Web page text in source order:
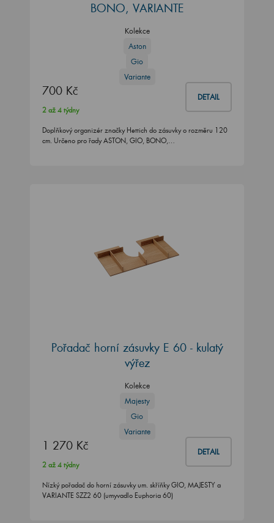
BONO, VARIANTE
Kolekce
Aston
Gio
Variante
700 Kč DETAIL
2 až 4 týdny
Doplňkový organizér značky Hettich do zásuvky o rozměru 120
cm. Určeno pro řady ASTON, GIO, BONO,…
Pořadač horní zásuvky E 60 - kulatý
výřez
Kolekce
Majesty
Gio
Variante
1 270 Kč DETAIL
2 až 4 týdny
Nízký pořadač do horní zásuvky um. skříňky GIO, MAJESTY a
VARIANTE SZZ2 60 (umyvadlo Euphoria 60)